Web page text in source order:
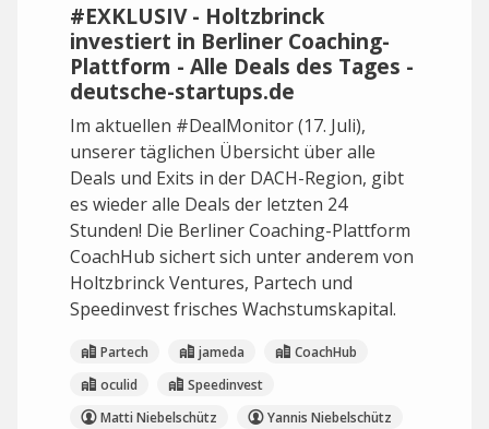
#EXKLUSIV - Holtzbrinck
investiert in Berliner Coaching-
Plattform - Alle Deals des Tages -
deutsche-startups.de
Im aktuellen #DealMonitor (17. Juli),
unserer täglichen Übersicht über alle
Deals und Exits in der DACH-Region, gibt
es wieder alle Deals der letzten 24
Stunden! Die Berliner Coaching-Plattform
CoachHub sichert sich unter anderem von
Holtzbrinck Ventures, Partech und
Speedinvest frisches Wachstumskapital.
Partech jameda
CoachHub
oculid
Speedinvest
Matti Niebelschütz
Yannis Niebelschütz